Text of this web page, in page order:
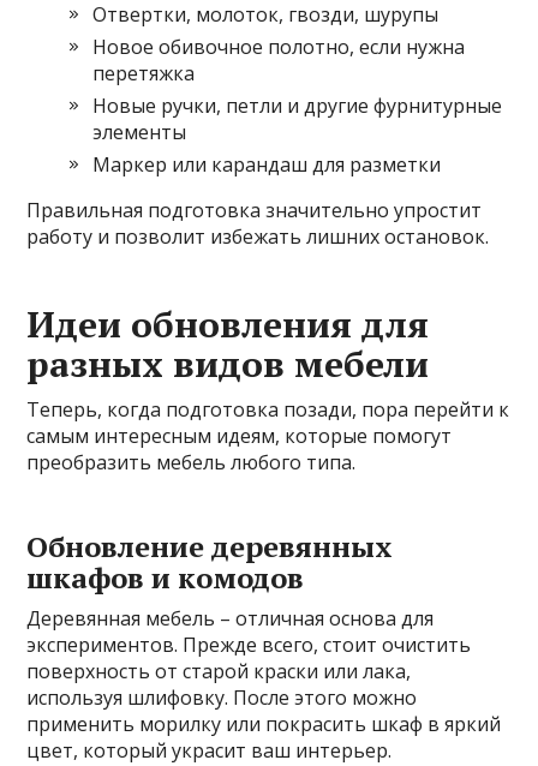
Отвертки, молоток, гвозди, шурупы
Новое обивочное полотно, если нужна
перетяжка
Новые ручки, петли и другие фурнитурные
элементы
Маркер или карандаш для разметки
Правильная подготовка значительно упростит
работу и позволит избежать лишних остановок.
Идеи обновления для
разных видов мебели
Теперь, когда подготовка позади, пора перейти к
самым интересным идеям, которые помогут
преобразить мебель любого типа.
Обновление деревянных
шкафов и комодов
Деревянная мебель – отличная основа для
экспериментов. Прежде всего, стоит очистить
поверхность от старой краски или лака,
используя шлифовку. После этого можно
применить морилку или покрасить шкаф в яркий
цвет, который украсит ваш интерьер.